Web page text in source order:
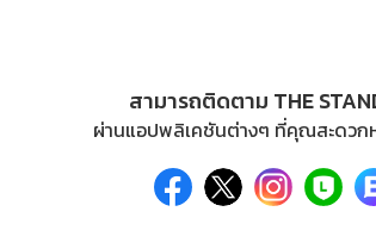
สามารถติดตาม THE
ผ่านแอปพลิเคชันต่างๆ ที่คุณสะดวก